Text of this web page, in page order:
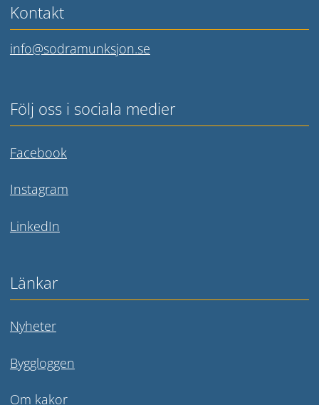
Kontakt
info@sodramunksjon.se
Följ oss i sociala medier
FacebookLänk till annan webbplats.
InstagramLänk till annan webbplats.
LinkedInLänk till annan webbplats.
Länkar
Nyheter
Byggloggen
Om kakor